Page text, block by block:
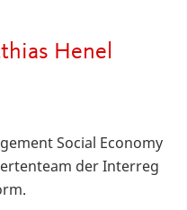
Henel
Social Economy
der Interreg